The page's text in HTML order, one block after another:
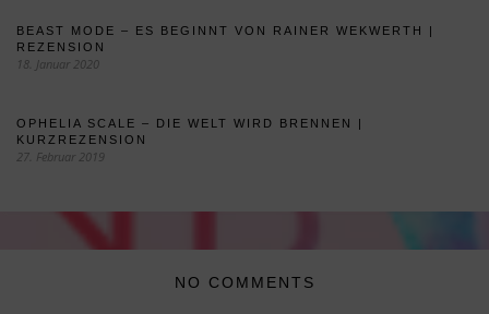
BEAST MODE – ES BEGINNT VON RAINER WEKWERTH |
REZENSION
18. Januar 2020
OPHELIA SCALE – DIE WELT WIRD BRENNEN |
KURZREZENSION
27. Februar 2019
NO COMMENTS